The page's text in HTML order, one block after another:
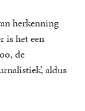
herkenning
is het een
de
aldus